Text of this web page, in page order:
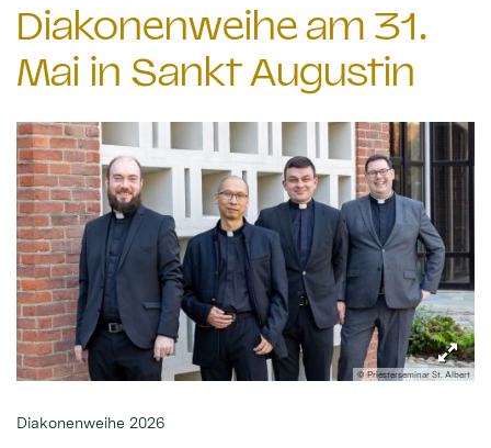
Diakonenweihe am 31.
Mai in Sankt Augustin
© Priesterseminar St. Albert
Diakonenweihe 2026